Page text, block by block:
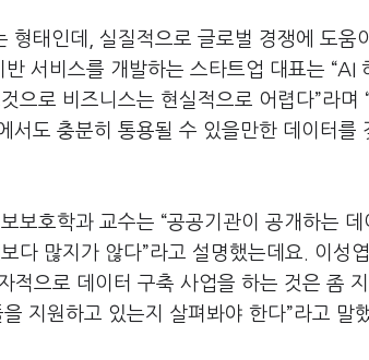
형태인데
실질적으로 글로벌 경쟁에 도움
반 서비스를 개발하는 스타트업 대표는 “AI
으로 비즈니스는 현실적으로 어렵다”라며
서도 충분히 통용될 수 있을만한 데이터를
보호학과 교수는 “공공기관이 공개하는 데
다 많지가 않다”라고 설명했는데요
이성
적으로 데이터 구축 사업을 하는 것은 좀
지원하고 있는지 살펴봐야 한다”라고 말